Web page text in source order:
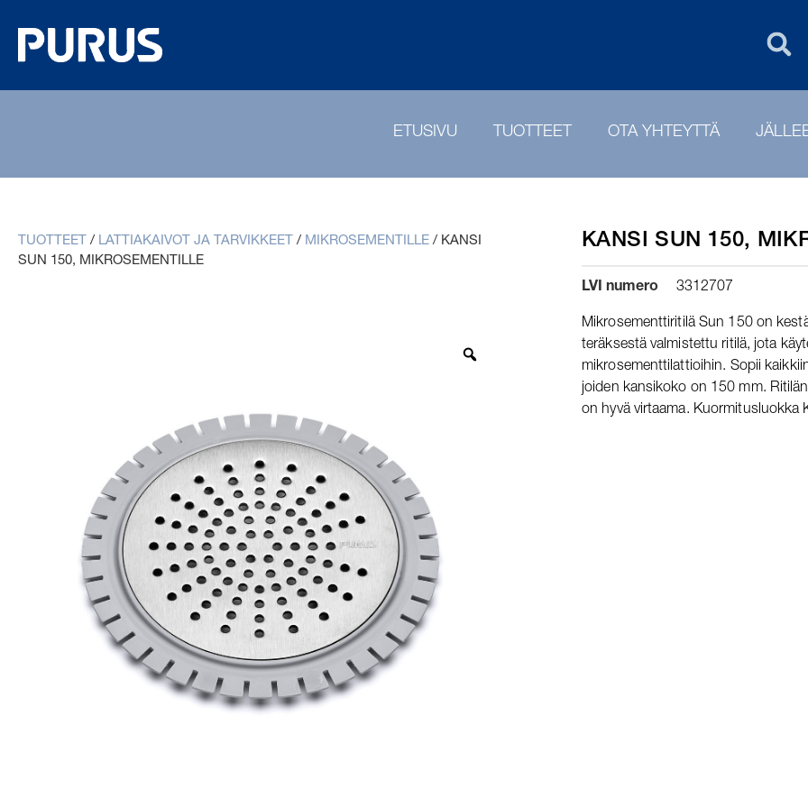
PURUS
ETUSIVU TUOTTEET OTA YHTEYTTÄ
TUOTTEET / LATTIAKAIVOT JA TARVIKKEET / MIKROSEMENTILLE / KANSI
SUN 150, MIKROSEMENTILLE
KANSI SUN 150,
LVI numero 3312707
Mikrosementtiritilä Sun 150 on
teräksestä valmistettu ritilä, jota
mikrosementtilattioihin. Sopii
joiden kansikoko on 150 mm.
on hyvä virtaama. Kuormitusluokka